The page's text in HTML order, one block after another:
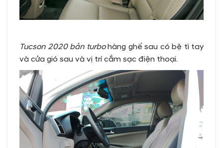
Tucson 2020 bản turbohàng ghế sau có bệ tì tay
và cửa gió sau và vị trí cắm sạc điện thoại.